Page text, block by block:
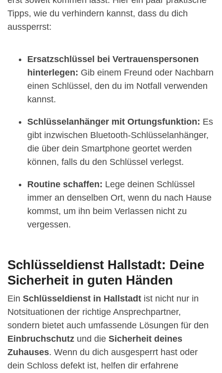
Tipps, wie du verhindern kannst, dass du dich
aussperrst:
Ersatzschlüssel bei Vertrauenspersonen
hinterlegen: Gib einem Freund oder Nachbarn
einen Schlüssel, den du im Notfall verwenden
kannst.
Schlüsselanhänger mit Ortungsfunktion: Es
gibt inzwischen Bluetooth-Schlüsselanhänger,
die über dein Smartphone geortet werden
können, falls du den Schlüssel verlegst.
Routine schaffen: Lege deinen Schlüssel
immer an denselben Ort, wenn du nach Hause
kommst, um ihn beim Verlassen nicht zu
vergessen.
Schlüsseldienst Hallstadt: Deine
Sicherheit in guten Händen
Ein Schlüsseldienst in Hallstadt ist nicht nur in
Notsituationen der richtige Ansprechpartner,
sondern bietet auch umfassende Lösungen für den
Einbruchschutz und die Sicherheit deines
Zuhauses. Wenn du dich ausgesperrt hast oder
dein Schloss defekt ist, helfen dir erfahrene